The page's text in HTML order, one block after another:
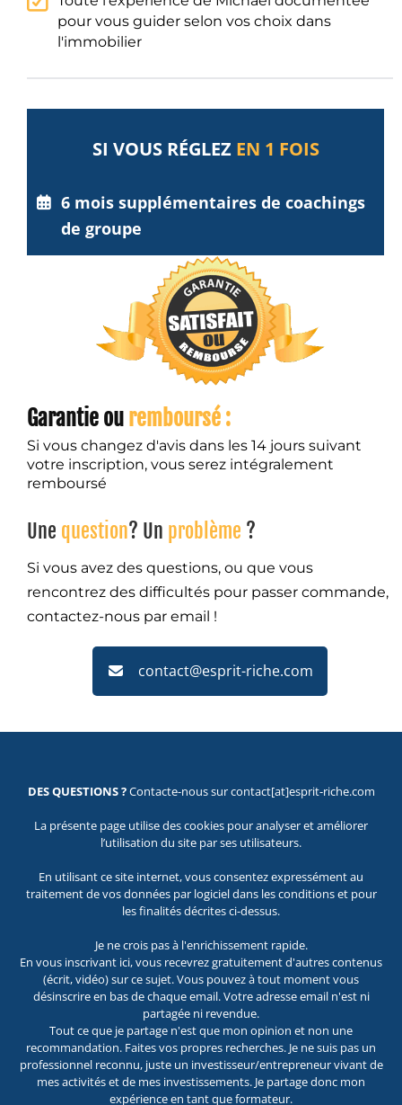
pour vous guider selon vos choix dans
l'immobilier
SI VOUS RÉGLEZ EN 1 FOIS
6 mois supplémentaires de coachings
de groupe
Garantie ou remboursé :
Si vous changez d'avis dans les 14 jours suivant
votre inscription, vous serez intégralement
remboursé
Une question? Un problème ?
Si vous avez des questions, ou que vous
rencontrez des difficultés pour passer commande,
contactez-nous par email !
contact@esprit-riche.com
DES QUESTIONS ?Contacte-nous sur contact[at]esprit-riche.com
La présente page utilise des cookies pour analyser et améliorer
l’utilisation du site par ses utilisateurs.
En utilisant ce site internet, vous consentez expressément au
traitement de vos données par logiciel dans les conditions et pour
les finalités décrites ci-dessus.
Je ne crois pas à l'enrichissement rapide.
En vous inscrivant ici, vous recevrez gratuitement d'autres contenus
(écrit, vidéo) sur ce sujet. Vous pouvez à tout moment vous
désinscrire en bas de chaque email. Votre adresse email n'est ni
partagée ni revendue.
Tout ce que je partage n'est que mon opinion et non une
recommandation. Faites vos propres recherches. Je ne suis pas un
professionnel reconnu, juste un investisseur/entrepreneur vivant de
mes activités et de mes investissements. Je partage donc mon
expérience en tant que formateur.